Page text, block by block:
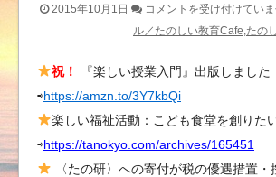
2015年10月1日
月
に
度
だ
け
ー
コメントを受け付けてい
ル／たのしい教育Cafe,たの
祝！
『楽しい授業入門』出版しました
⇨https://amzn.to/3Y7kbQi
楽しい福祉活動：こども食堂を創りた
⇨https://tanokyo.com/archives/165451
〈たの研〉への寄付が税の優遇措置・